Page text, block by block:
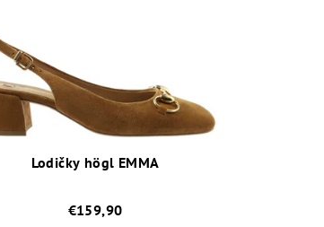
Lodičky högl EMMA
€159,90